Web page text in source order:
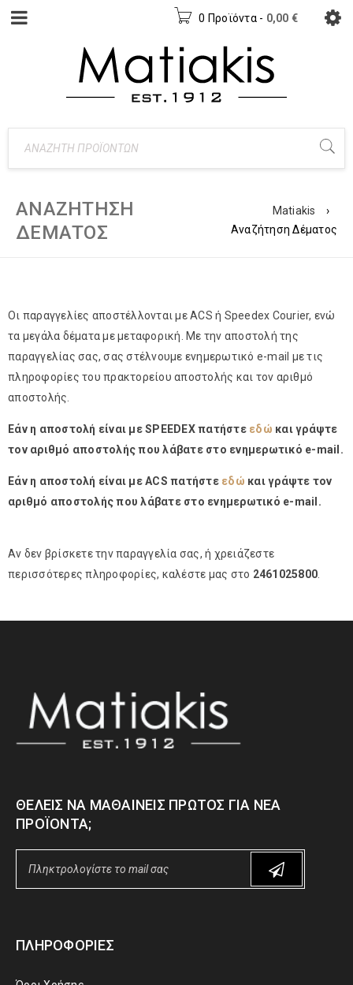
0 Προϊόντα - 0,00 €
ΑΝΑΖΉΤΗΣΗ
ΔΈΜΑΤΟΣ
Matiakis
›
Αναζήτηση Δέματος
Οι παραγγελίες αποστέλλονται με ACS ή Speedex Courier, ενώ
τα μεγάλα δέματα με μεταφορική. Με την αποστολή της
παραγγελίας σας, σας στέλνουμε ενημερωτικό e-mail με τις
πληροφορίες του πρακτορείου αποστολής και τον αριθμό
αποστολής.
Εάν η αποστολή είναι με SPEEDEX πατήστε εδώ και γράψτε
τον αριθμό αποστολής που λάβατε στο ενημερωτικό e-mail.
Εάν η αποστολή είναι με ACS πατήστε εδώ και γράψτε τον
αριθμό αποστολής που λάβατε στο ενημερωτικό e-mail.
Αν δεν βρίσκετε την παραγγελία σας, ή χρειάζεστε
περισσότερες πληροφορίες, καλέστε μας στο 2461025800
ΘΈΛΕΙΣ ΝΑ ΜΑΘΑΊΝΕΙΣ ΠΡΏΤΟΣ ΓΙΑ ΝΈΑ
ΠΡΟΪΌΝΤΑ;
ΠΛΗΡΟΦΟΡΊΕΣ